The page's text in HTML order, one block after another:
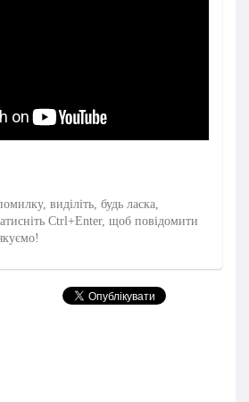
виділіть, будь ласка,
Ctrl+Enter, щоб повідомити